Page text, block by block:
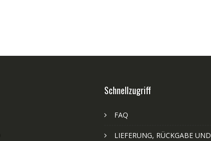
Schnellzugriff
FAQ
LIEFERUNG, RÜCKGABE UND